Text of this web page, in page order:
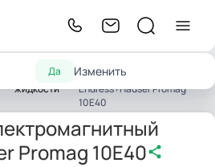
Да Изменить
Расходомеры
жидкости
электромагнитный
Endress+Hauser Promag
10E40
Promag 10E40